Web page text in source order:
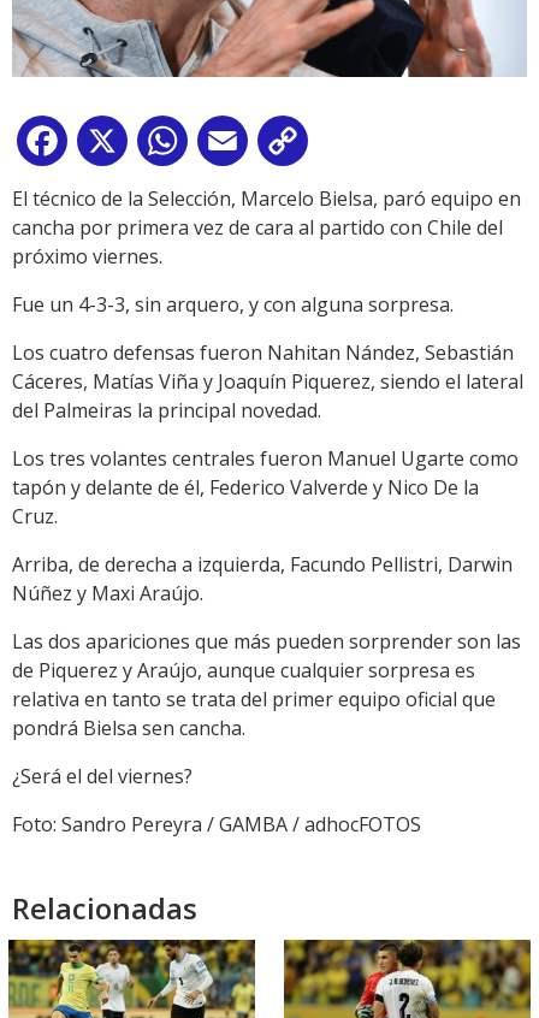
Facebook
X WhatsApp
Email
Link
El técnico de la Selección, Marcelo Bielsa, paró equipo en
cancha por primera vez de cara al partido con Chile del
próximo viernes.
Fue un 4-3-3, sin arquero, y con alguna sorpresa.
Los cuatro defensas fueron Nahitan Nández, Sebastián
Cáceres, Matías Viña y Joaquín Piquerez, siendo el lateral
del Palmeiras la principal novedad.
Los tres volantes centrales fueron Manuel Ugarte como
tapón y delante de él, Federico Valverde y Nico De la
Cruz.
Arriba, de derecha a izquierda, Facundo Pellistri, Darwin
Núñez y Maxi Araújo.
Las dos apariciones que más pueden sorprender son las
de Piquerez y Araújo, aunque cualquier sorpresa es
relativa en tanto se trata del primer equipo oficial que
pondrá Bielsa sen cancha.
¿Será el del viernes?
Foto: Sandro Pereyra / GAMBA / adhocFOTOS
Relacionadas